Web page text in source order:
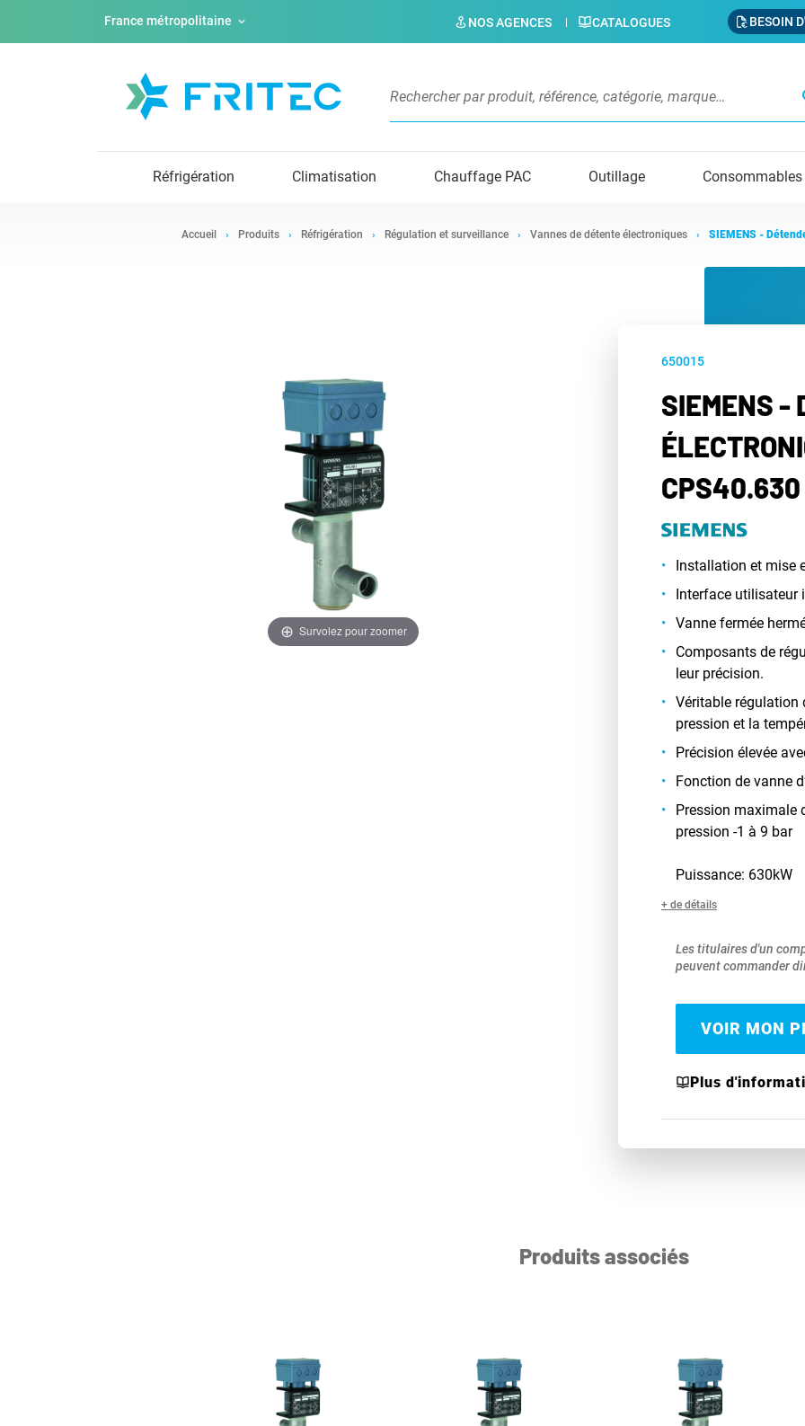
France métropolitaine NOS AGENCES CATALOGUES BESOIN
Réfrigération Climatisation Chauffage PAC Outillage Consommables
Accueil Produits Réfrigération Régulation et surveillance Vannes de détente électroniques SIEMENS -
Survolez pour zoomer
650015
SIEMENS -
CPS40.630
Installation et mise
Interface utilisateur
Vanne fermée
Composants de
leur précision.
Véritable régulation
pression et la
Précision élevée
Fonction de vanne
Pression maximale
pression -1 à 9 bar
Puissance: 630kW
+ de détails
Les titulaires d'un
peuvent commander
VOIR MON
Plus
Produits associés